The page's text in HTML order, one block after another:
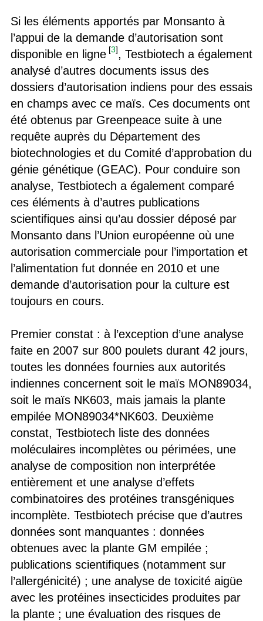
Si les éléments apportés par Monsanto à
l’appui de la demande d’autorisation sont
disponible en ligne [3], Testbiotech a également
analysé d’autres documents issus des
dossiers d’autorisation indiens pour des essais
en champs avec ce maïs. Ces documents ont
été obtenus par Greenpeace suite à une
requête auprès du Département des
biotechnologies et du Comité d’approbation du
génie génétique (GEAC). Pour conduire son
analyse, Testbiotech a également comparé
ces éléments à d’autres publications
scientifiques ainsi qu’au dossier déposé par
Monsanto dans l’Union européenne où une
autorisation commerciale pour l’importation et
l’alimentation fut donnée en 2010 et une
demande d’autorisation pour la culture est
toujours en cours.
Premier constat : à l’exception d’une analyse
faite en 2007 sur 800 poulets durant 42 jours,
toutes les données fournies aux autorités
indiennes concernent soit le maïs MON89034,
soit le maïs NK603, mais jamais la plante
empilée MON89034*NK603. Deuxième
constat, Testbiotech liste des données
moléculaires incomplètes ou périmées, une
analyse de composition non interprétée
entièrement et une analyse d’effets
combinatoires des protéines transgéniques
incomplète. Testbiotech précise que d’autres
données sont manquantes : données
obtenues avec la plante GM empilée ;
publications scientifiques (notamment sur
l’allergénicité) ; une analyse de toxicité aigüe
avec les protéines insecticides produites par
la plante ; une évaluation des risques de